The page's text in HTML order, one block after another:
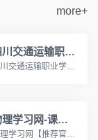
more+
四川交通运输职业学校
四川交通运输职业学校是经四川省教育厅批准的国家公办普通全日制中等职业学校，始建于1958年，隶属于四川省交通运输厅。学校是国家中等职业教育改革发展示范校、交通运输部规范化学校、中国交通职业教育委员会副理事长单位、交通行业指导委员会汽车专委会副主任单位、成都市汽车职教集团和物流职教集团副理事长单位。www.028cdzsw.cn
物理学习网-课堂屋
物理学习网【推荐官网】,著名初中高中物理在线教育网,课堂屋运营。【八年级物理】【九年级物理】上册下册【高一物理】必修一必修二在线教育网站。国内最大的中学物理教学网站。http://www.ketangwu.com/